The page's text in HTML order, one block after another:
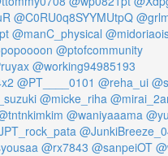
@C0RU0q8SYYMUtpQ
@manC_physical
@ptofcommunity
@working94985193
@PT____0101 @reha_ui
@micke_riha
@waniyaaama
@rx7843 @sanpeiOT